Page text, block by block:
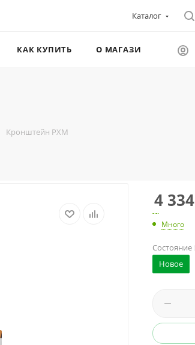
Каталог
КАК КУПИТЬ О МАГАЗИНЕ
Кронштейн РХМ
4 334
Много
Состояние
Новое